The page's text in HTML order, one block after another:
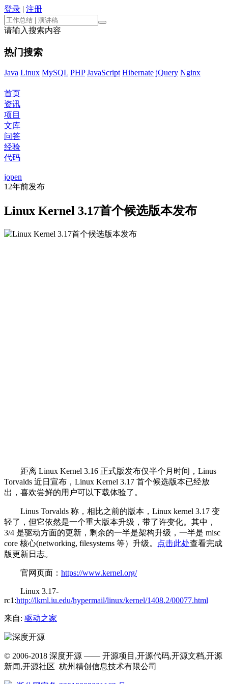
登录 | 注册
请输入搜索内容
热门搜索
Java Linux MySQL PHP JavaScript Hibernate jQuery Nginx
首页
资讯
项目
文库
问答
经验
代码
jopen
12年前发布
Linux Kernel 3.17首个候选版本发布
距离 Linux Kernel 3.16 正式版发布仅半个月时间，Linus
Torvalds 近日宣布，Linux Kernel 3.17 首个候选版本已经放
出，喜欢尝鲜的用户可以下载体验了。
Linus Torvalds 称，相比之前的版本，Linux kernel 3.17 变
轻了，但它依然是一个重大版本升级，带了许变化。其中，
3/4 是驱动方面的更新，剩余的一半是架构升级，一半是 misc
core 核心(networking, filesystems 等）升级。
点击此处查看完成
版更新日志。
官网页面： https://www.kernel.org/
Linux 3.17-
rc1:http://lkml.iu.edu/hypermail/linux/kernel/1408.2/00077.html
来自: 驱动之家
© 2006-2018 深度开源 —— 开源项目,开源代码,开源文档,开源
新闻,开源社区 杭州精创信息技术有限公司